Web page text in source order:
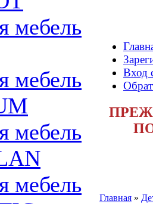
мебель
мебель
мебель
мебель
Вход
Главная »